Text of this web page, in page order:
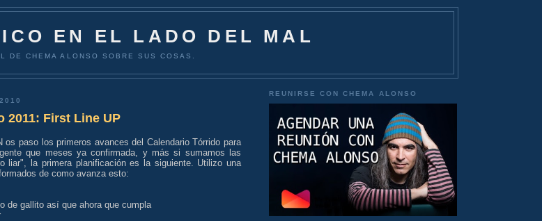
EN EL LADO DEL MAL
DE CHEMA ALONSO SOBRE SUS COSAS.
2011: First Line UP
os paso los primeros avances del Calendario Tórrido para
que meses ya confirmada, y más si sumamos las
liar", la primera planificación es la siguiente. Utilizo una
de como avanza esto:
de gallito así que ahora que cumpla
REUNIRSE CON CHEMA ALONSO